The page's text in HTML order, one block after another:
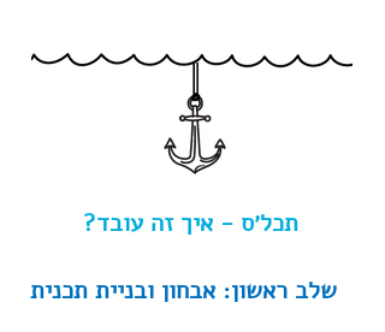
תכל׳ס - איך זה עובד?
שלב ראשון: אבחון ובניית תכנית